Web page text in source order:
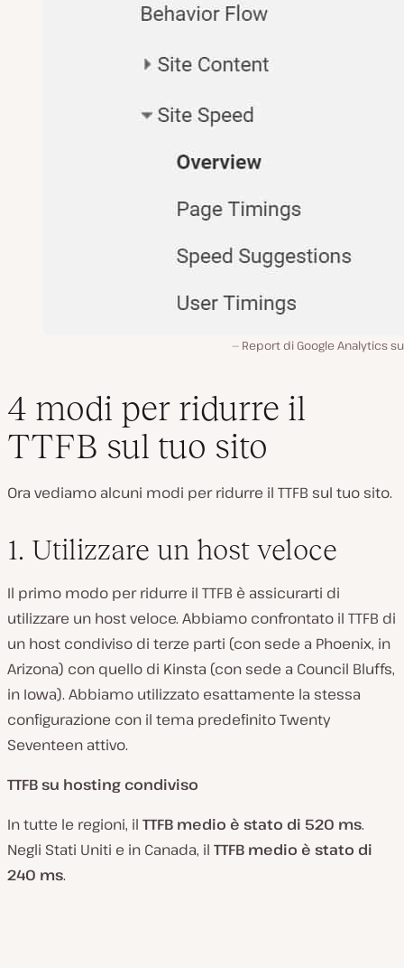
Report di Google Analytics sul
4 modi per ridurre il
TTFB sul tuo sito
Ora vediamo alcuni modi per ridurre il TTFB sul tuo sito.
1. Utilizzare un host veloce
Il primo modo per ridurre il TTFB è assicurarti di
utilizzare un host veloce. Abbiamo confrontato il TTFB di
un host condiviso di terze parti (con sede a Phoenix, in
Arizona) con quello di Kinsta (con sede a Council Bluffs,
in Iowa). Abbiamo utilizzato esattamente la stessa
configurazione con il tema predefinito Twenty
Seventeen attivo.
TTFB su hosting condiviso
In tutte le regioni, il TTFB medio è stato di 520 ms.
Negli Stati Uniti e in Canada, il TTFB medio è stato di
240 ms.